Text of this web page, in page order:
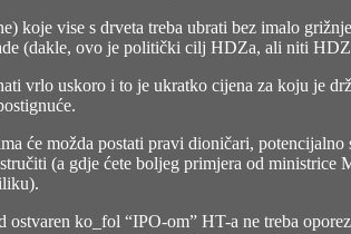
koje vise s drveta treba ubrati bez imalo
(dakle, ovo je politički cilj HDZa, ali niti HDZ
vrlo uskoro i to je ukratko cijena za koju je
će možda postati pravi dioničari,
(a gdje ćete boljeg primjera od ministrice
ostvaren ko_fol “IPO-om” HT-a ne treba